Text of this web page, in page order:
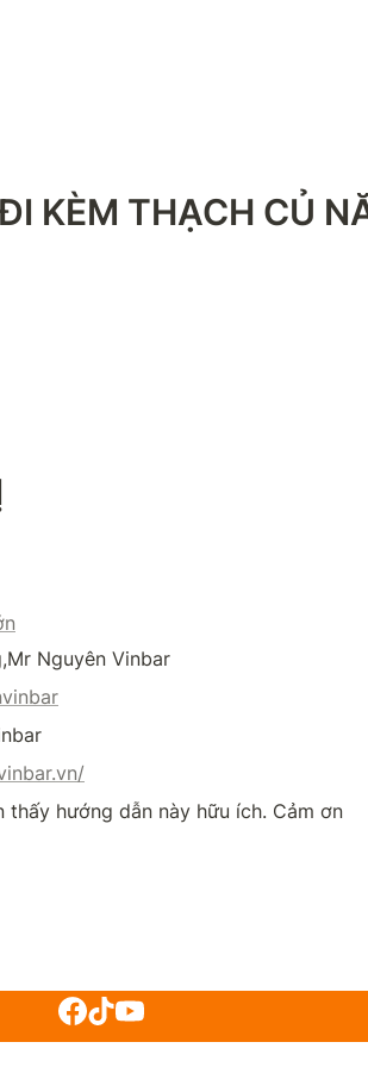
KÈM THẠCH CỦ
Nguyên Vinbar
thấy hướng dẫn này hữu ích. Cảm ơn